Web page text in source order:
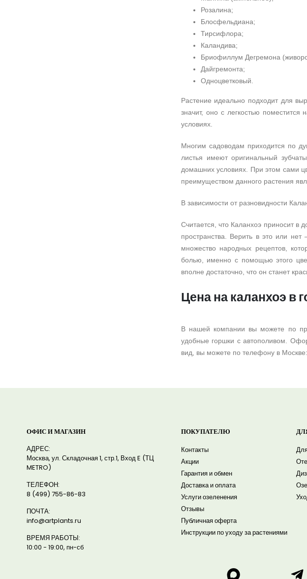
Розалина;
Блосфельдиана;
Тирсифлора;
Каландива;
Бриофиллум Дегремона
Дайгремонта;
Одноцветковый.
Растение идеально подходит для
значит, оно с легкостью
условиях.
Многим садоводам приходится по
листья имеют оригинальный
домашних условиях. При этом сами
преимуществом данного растения
В зависимости от разновидности
Считается, что Каланхоэ приносит в
пространства. Верить в это или
множество народных рецептов,
болью, именно с помощью этого
вполне достаточно, что он станет
Цена на каланхоэ в
В нашей компании вы можете по
удобные горшки с автополивом.
вид, вы можете по телефону в
ОФИС И МАГАЗИН
АДРЕС:
Москва, ул. Складочная 1, стр.1, Вход E (ТЦ
METRO)
ТЕЛЕФОН:
8 (499) 755-86-83
ПОЧТА:
info@artplants.ru
ВРЕМЯ РАБОТЫ:
10:00 - 19:00, пн-сб
ПОКУПАТЕЛЮ
Контакты
Акции
Гарантия и обмен
Доставка и оплата
Услуги озеленения
Отзывы
Публичная оферта
Инструкции по уходу за растениями